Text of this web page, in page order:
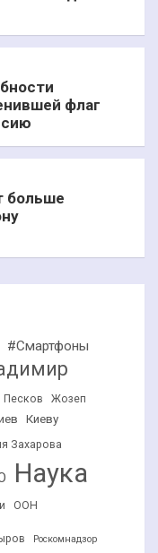
флаг
больше
#Смартфоны
Песков
Жозеп
Киеву
Захарова
Наука
ООН
Роскомнадзор